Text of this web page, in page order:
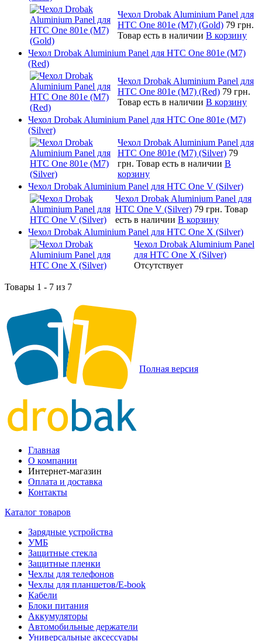
Чехол Drobak Aluminium Panel для
HTC One 801e (M7) (Gold) 79 грн.
Товар есть в наличии В корзину
Чехол Drobak Aluminium Panel для HTC One 801e (M7)
(Red)
Чехол Drobak Aluminium Panel для
HTC One 801e (M7) (Red) 79 грн.
Товар есть в наличии В корзину
Чехол Drobak Aluminium Panel для HTC One 801e (M7)
(Silver)
Чехол Drobak Aluminium Panel для
HTC One 801e (M7) (Silver) 79
грн. Товар есть в наличии В
корзину
Чехол Drobak Aluminium Panel для HTC One V (Silver)
Чехол Drobak Aluminium Panel для
HTC One V (Silver) 79 грн. Товар
есть в наличии В корзину
Чехол Drobak Aluminium Panel для HTC One X (Silver)
Чехол Drobak Aluminium Panel
для HTC One X (Silver)
Отсутствует
Товары 1 - 7 из 7
Полная версия
Главная
О компании
Интернет-магазин
Оплата и доставка
Контакты
Каталог товаров
Зарядные устройства
УМБ
Защитные стекла
Защитные пленки
Чехлы для телефонов
Чехлы для планшетов/E-book
Кабели
Блоки питания
Аккумуляторы
Автомобильные держатели
Универсальные аксессуары